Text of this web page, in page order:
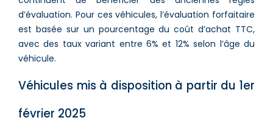
d’évaluation. Pour ces véhicules, l’évaluation forfaitaire
est basée sur un pourcentage du coût d’achat TTC,
avec des taux variant entre 6% et 12% selon l’âge du
véhicule.
Véhicules mis à disposition à partir du 1er
février 2025